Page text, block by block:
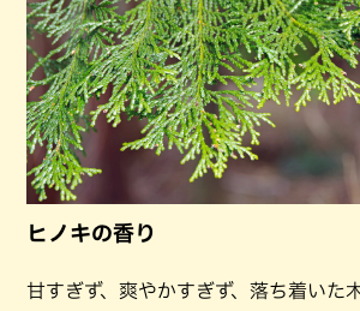
ヒノキの香り
甘すぎず、爽やかすぎず、落ち着いた